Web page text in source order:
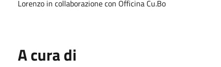
Lorenzo in collaborazione con Officina Cu.Bo
A cura di